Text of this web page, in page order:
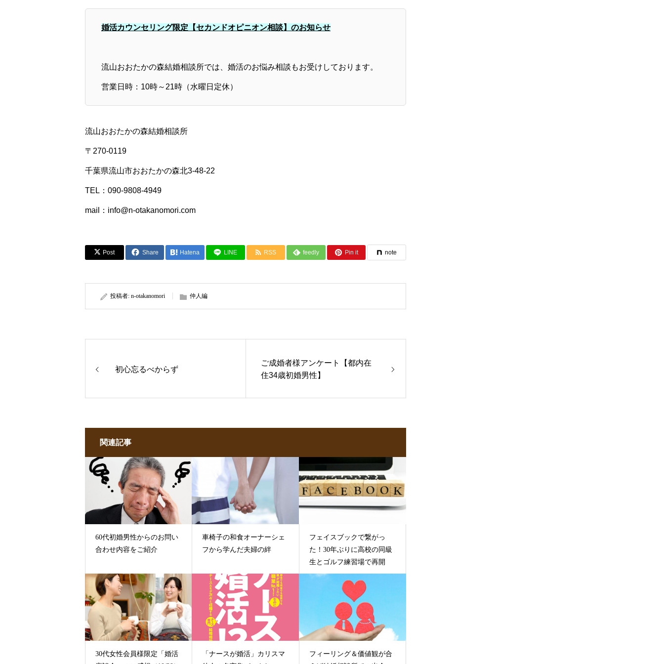
婚活カウンセリング限定【セカンドオピニオン相談】のお知らせ
流山おおたかの森結婚相談所では、婚活のお悩み相談もお受けしております。
営業日時：10時～21時（水曜日定休）
流山おおたかの森結婚相談所
〒270-0119
千葉県流山市おおたかの森北3-48-22
TEL：090-9808-4949
mail： info@n-otakanomori.com
Post Share Hatena LINE RSS feedly Pin it note
投稿者: n-otakanomori 仲人編
初心忘るべからず
ご成婚者様アンケート【都内在
住34歳初婚男性】
関連記事
60代初婚男性からのお問い
合わせ内容をご紹介
車椅子の和食オーナーシェ
フから学んだ夫婦の絆
フェイスブックで繋がっ
た！30年ぶりに高校の同級
生とゴルフ練習場で再開
30代女性会員様限定「婚活
「ナースが婚活」カリスマ
フィーリング＆価値観が合